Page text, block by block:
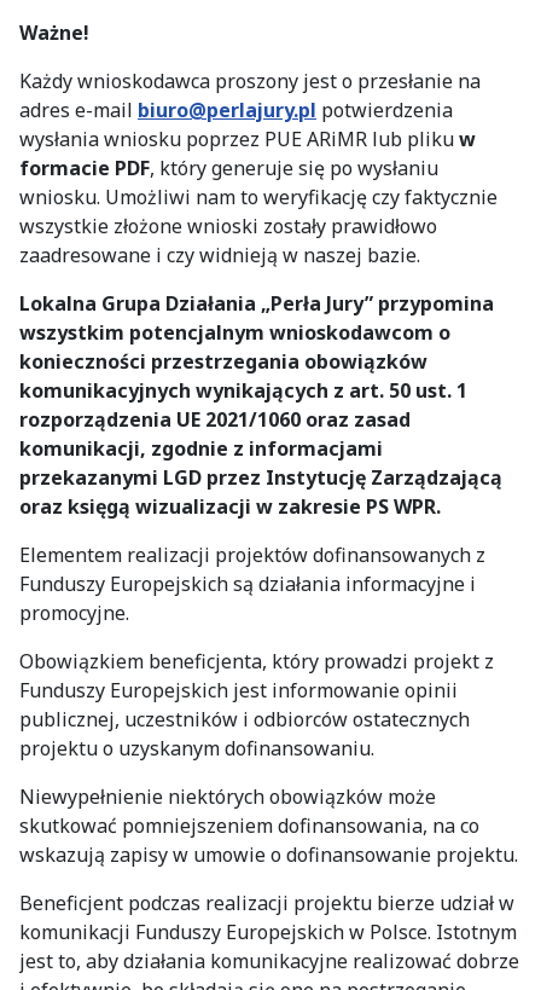
Ważne!
Każdy wnioskodawca proszony jest o przesłanie na
adres e-mail biuro@perlajury.pl potwierdzenia
wysłania wniosku poprzez PUE ARiMR lub plikuw
formacie PDF, który generuje się po wysłaniu
wniosku. Umożliwi nam to weryfikację czy faktycznie
wszystkie złożone wnioski zostały prawidłowo
zaadresowane i czy widnieją w naszej bazie.
Lokalna Grupa Działania „Perła Jury” przypomina
wszystkim potencjalnym wnioskodawcom o
konieczności przestrzegania obowiązków
komunikacyjnych wynikających z art. 50 ust. 1
rozporządzenia UE 2021/1060 oraz zasad
komunikacji, zgodnie z informacjami
przekazanymi LGD przez Instytucję Zarządzającą
oraz księgą wizualizacji w zakresie PS WPR.
Elementem realizacji projektów dofinansowanych z
Funduszy Europejskich są działania informacyjne i
promocyjne.
Obowiązkiem beneficjenta, który prowadzi projekt z
Funduszy Europejskich jest informowanie opinii
publicznej, uczestników i odbiorców ostatecznych
projektu o uzyskanym dofinansowaniu.
Niewypełnienie niektórych obowiązków może
skutkować pomniejszeniem dofinansowania, na co
wskazują zapisy w umowie o dofinansowanie projektu.
Beneficjent podczas realizacji projektu bierze udział w
komunikacji Funduszy Europejskich w Polsce. Istotnym
jest to, aby działania komunikacyjne realizować dobrze